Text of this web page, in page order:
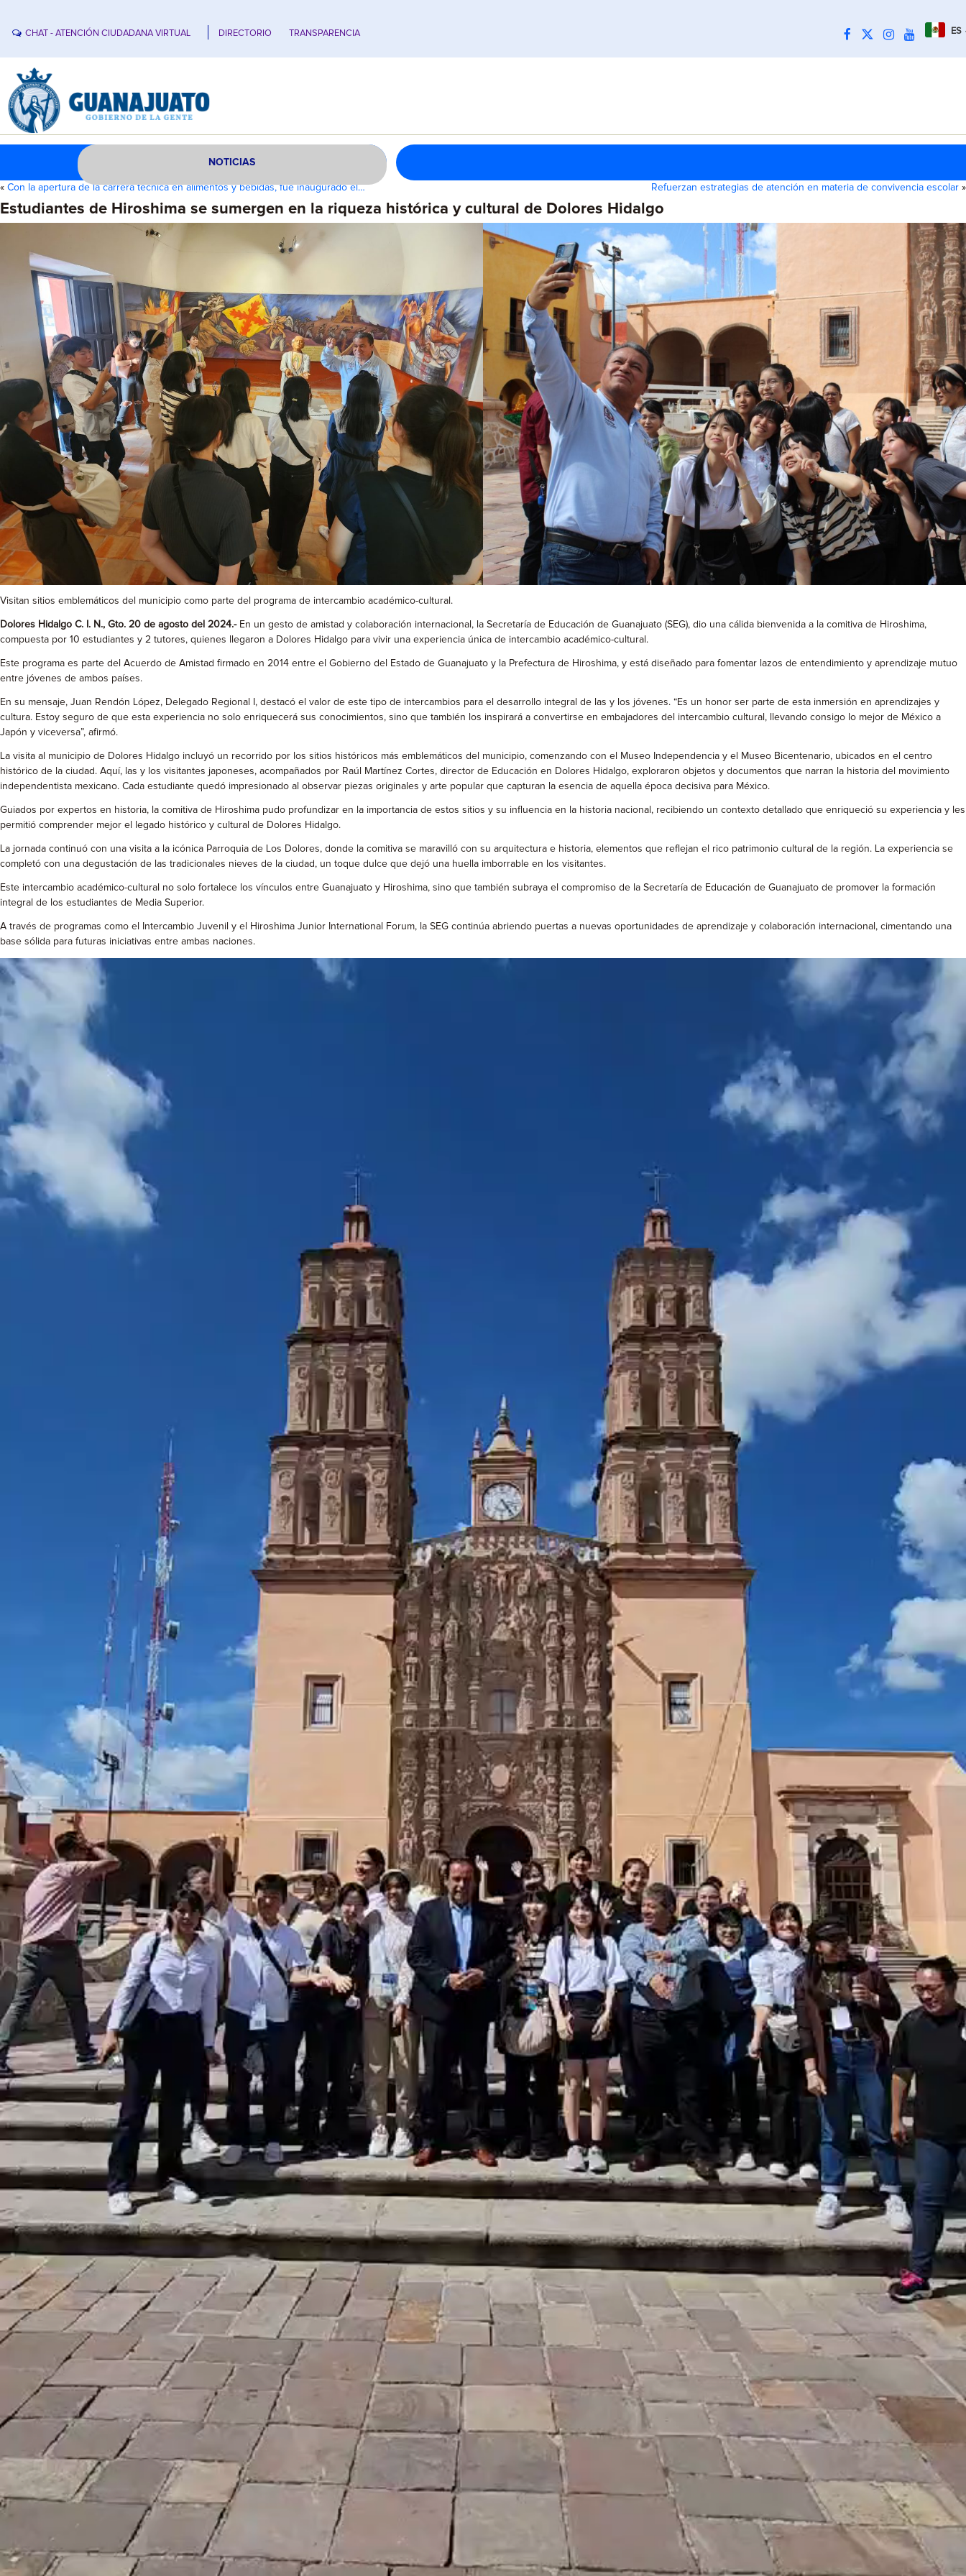
CHAT - ATENCIÓN CIUDADANA VIRTUAL DIRECTORIO TRANSPARENCIA ES
NOTICIAS
« Con la apertura de la carrera técnica en alimentos y bebidas, fue inaugurado el… Refuerzan estrategias de atención en materia de convivencia escolar »
Estudiantes de Hiroshima se sumergen en la riqueza histórica y cultural de Dolores Hidalgo
Visitan sitios emblemáticos del municipio como parte del programa de intercambio académico-cultural.
Dolores Hidalgo C. I. N., Gto. 20 de agosto del 2024.-En un gesto de amistad y colaboración internacional, la Secretaría de Educación de Guanajuato (SEG), dio una cálida bienvenida a la comitiva de Hiroshima,
compuesta por 10 estudiantes y 2 tutores, quienes llegaron a Dolores Hidalgo para vivir una experiencia única de intercambio académico-cultural.
Este programa es parte del Acuerdo de Amistad firmado en 2014 entre el Gobierno del Estado de Guanajuato y la Prefectura de Hiroshima, y está diseñado para fomentar lazos de entendimiento y aprendizaje mutuo
entre jóvenes de ambos países.
En su mensaje, Juan Rendón López, Delegado Regional I, destacó el valor de este tipo de intercambios para el desarrollo integral de las y los jóvenes. “Es un honor ser parte de esta inmersión en aprendizajes y
cultura. Estoy seguro de que esta experiencia no solo enriquecerá sus conocimientos, sino que también los inspirará a convertirse en embajadores del intercambio cultural, llevando consigo lo mejor de México a
Japón y viceversa”, afirmó.
La visita al municipio de Dolores Hidalgo incluyó un recorrido por los sitios históricos más emblemáticos del municipio, comenzando con el Museo Independencia y el Museo Bicentenario, ubicados en el centro
histórico de la ciudad. Aquí, las y los visitantes japoneses, acompañados por Raúl Martínez Cortes, director de Educación en Dolores Hidalgo, exploraron objetos y documentos que narran la historia del movimiento
independentista mexicano. Cada estudiante quedó impresionado al observar piezas originales y arte popular que capturan la esencia de aquella época decisiva para México.
Guiados por expertos en historia, la comitiva de Hiroshima pudo profundizar en la importancia de estos sitios y su influencia en la historia nacional, recibiendo un contexto detallado que enriqueció su experiencia y les
permitió comprender mejor el legado histórico y cultural de Dolores Hidalgo.
La jornada continuó con una visita a la icónica Parroquia de Los Dolores, donde la comitiva se maravilló con su arquitectura e historia, elementos que reflejan el rico patrimonio cultural de la región. La experiencia se
completó con una degustación de las tradicionales nieves de la ciudad, un toque dulce que dejó una huella imborrable en los visitantes.
Este intercambio académico-cultural no solo fortalece los vínculos entre Guanajuato y Hiroshima, sino que también subraya el compromiso de la Secretaría de Educación de Guanajuato de promover la formación
integral de los estudiantes de Media Superior.
A través de programas como el Intercambio Juvenil y el Hiroshima Junior International Forum, la SEG continúa abriendo puertas a nuevas oportunidades de aprendizaje y colaboración internacional, cimentando una
base sólida para futuras iniciativas entre ambas naciones.